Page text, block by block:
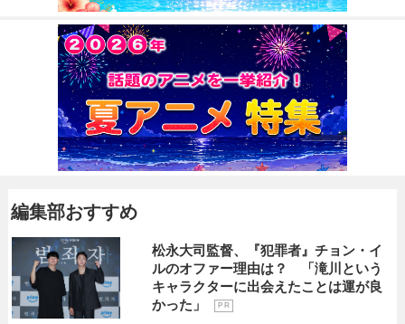
編集部おすすめ
松永大司監督、『犯罪者』チョン・イ
ルのオファー理由は？ 「滝川という
キャラクターに出会えたことは運が良
かった」
P R